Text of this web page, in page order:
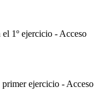
el 1º ejercicio - Acceso
ejercicio - Acceso